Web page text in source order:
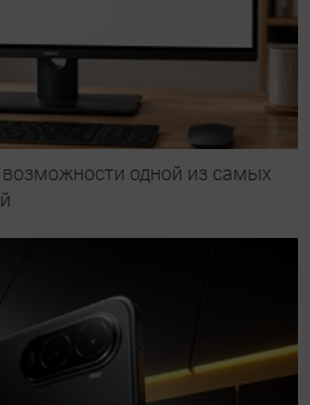
возможности одной из самых